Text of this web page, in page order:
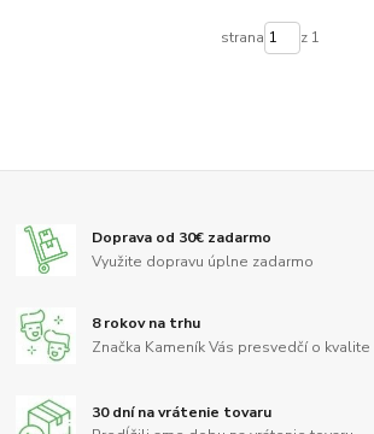
strana z 1
Doprava od 30€ zadarmo
Využite dopravu úplne zadarmo
8 rokov na trhu
Značka Kameník Vás presvedčí o kvalite
30 dní na vrátenie tovaru